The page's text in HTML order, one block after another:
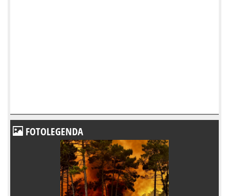
FOTOLEGENDA